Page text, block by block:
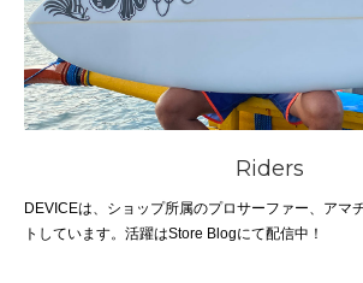
Riders
DEVICEは、ショップ所属のプロサーファー、アマ
トしています。活躍はStore Blogにて配信中！